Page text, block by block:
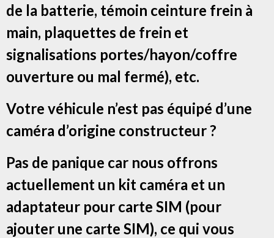
de la batterie, témoin ceinture frein à
main, plaquettes de frein et
signalisations portes/hayon/coffre
ouverture ou mal fermé), etc.
Votre véhicule n’est pas équipé d’une
caméra d’origine constructeur ?
Pas de panique car nous offrons
actuellement un kit caméra et un
adaptateur pour carte SIM (pour
ajouter une carte SIM), ce qui vous